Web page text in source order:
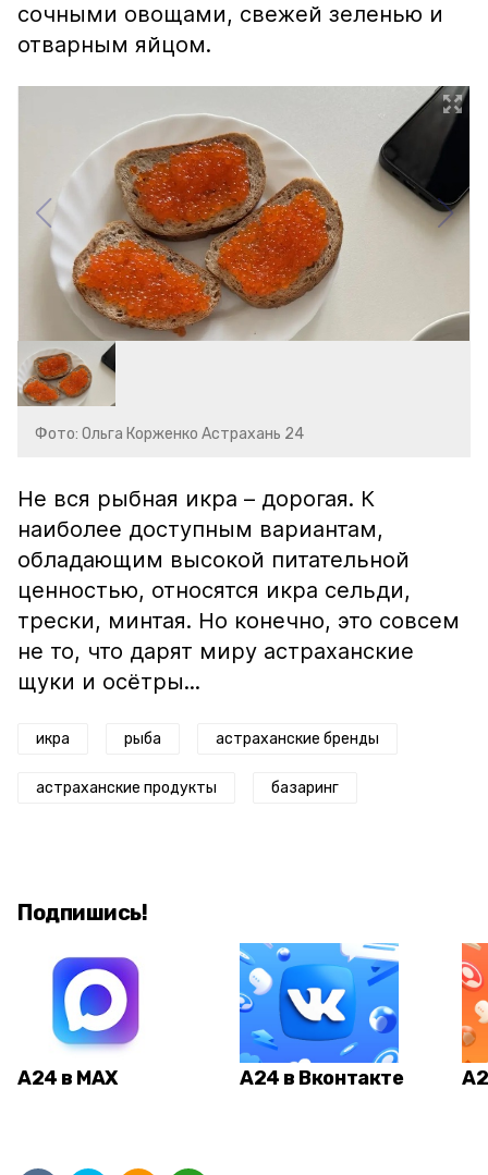
сочными овощами, свежей зеленью и
отварным яйцом.
Фото: Ольга Корженко Астрахань 24
Не вся рыбная икра – дорогая. К
наиболее доступным вариантам,
обладающим высокой питательной
ценностью, относятся икра сельди,
трески, минтая. Но конечно, это совсем
не то, что дарят миру астраханские
щуки и осётры...
икра рыба астраханские бренды
астраханские продукты базаринг
Подпишись!
А24 в MAX А24 в Вконтакте